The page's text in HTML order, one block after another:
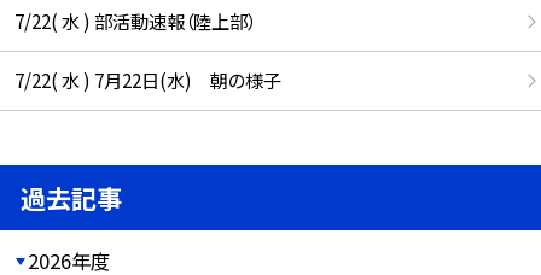
7/22( 水 ) 部活動速報（陸上部）
7/22( 水 ) 7月22日(水) 朝の様子
過去記事
2026年度